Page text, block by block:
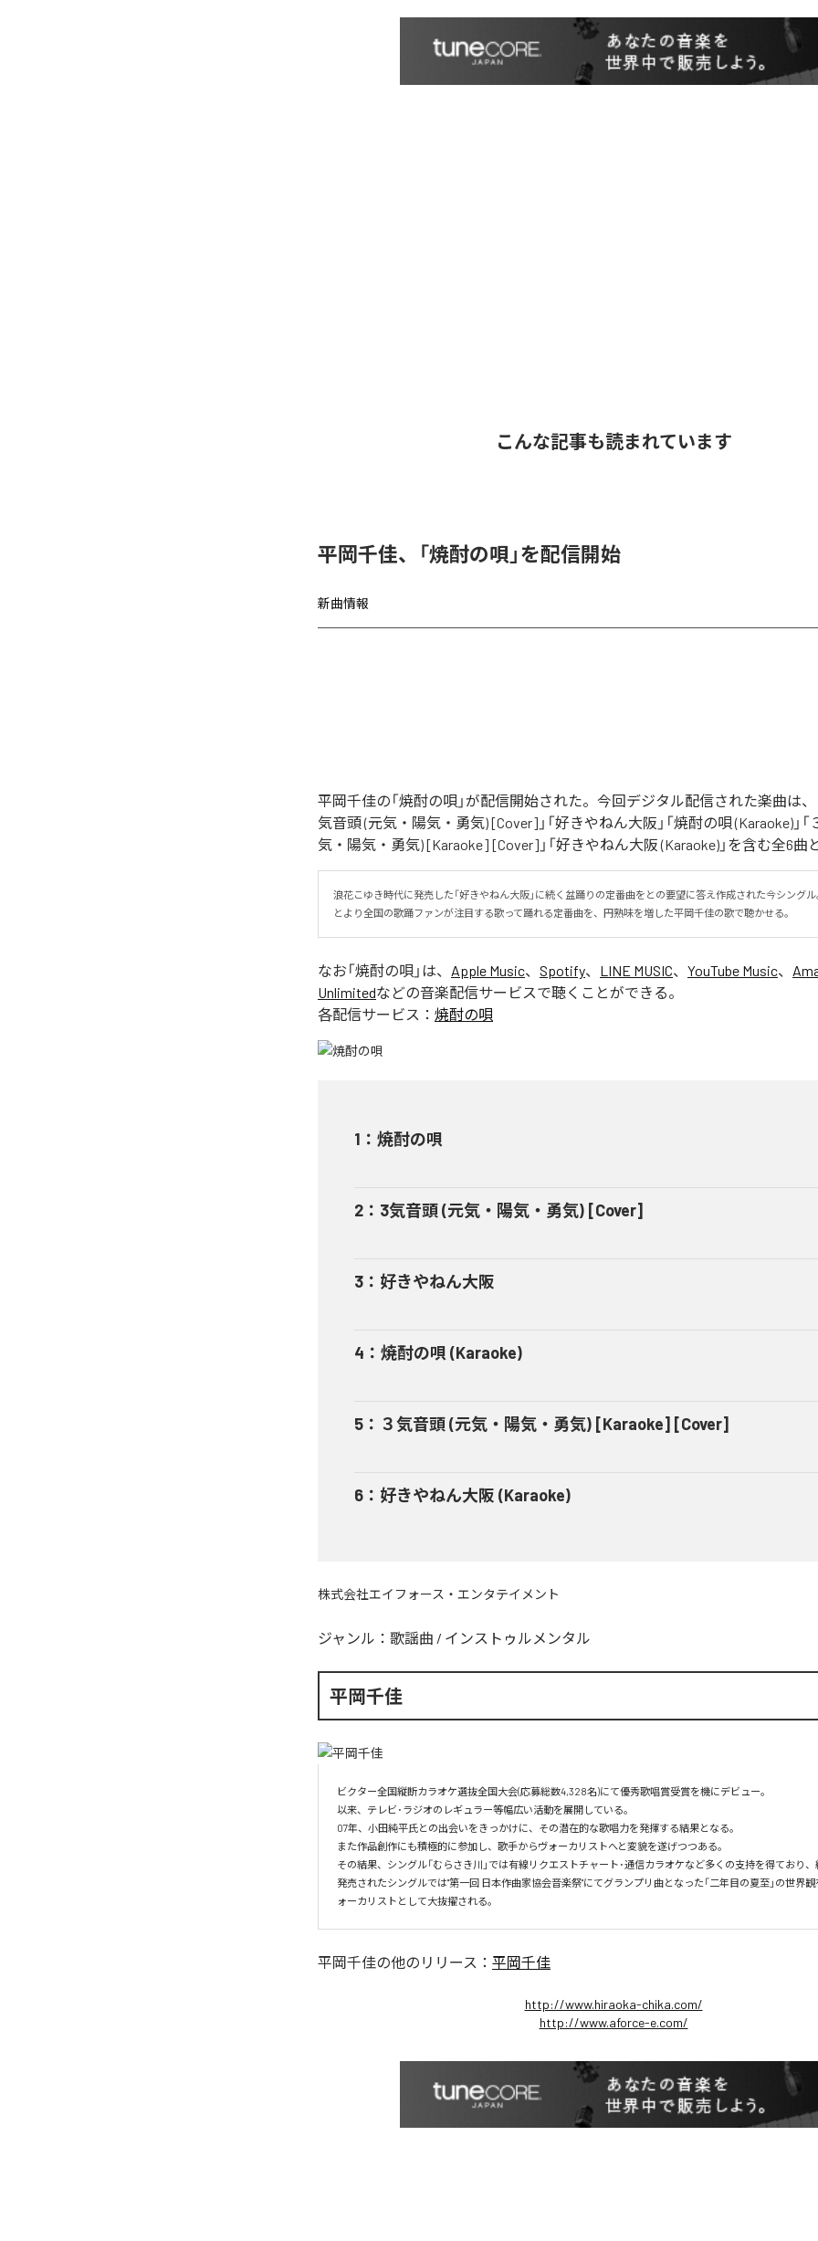
こんな記事も読まれています
平岡千佳、「焼酎の唄」を配信開始
新曲情報
平岡千佳の「焼酎の唄」が配信開始された。今回デジタル配信された楽曲は、
気音頭 (元気・陽気・勇気) [Cover]」「好きやねん大阪」「焼酎の唄 (Karaoke)」
気・陽気・勇気) [Karaoke] [Cover]」「好きやねん大阪 (Karaoke)」を含む全6曲
浪花こゆき時代に発売した「好きやねん大阪」に続く盆踊りの定番曲をとの要望に答え作成された今シング
とより全国の歌踊ファンが注目する歌って踊れる定番曲を、円熟味を増した平岡千佳の歌で聴かせる。
なお「焼酎の唄 」は、 Apple Music、 Spotify、 LINE MUSIC、 YouTube Music、
Unlimitedなどの音楽配信サービスで聴くことができる。
各配信サービス： 焼酎の唄
1 ： 焼酎の唄
2 ： 3気音頭 (元気・陽気・勇気) [Cover]
3 ： 好きやねん大阪
4 ： 焼酎の唄 (Karaoke)
5 ： ３気音頭 (元気・陽気・勇気) [Karaoke] [Cover]
6 ： 好きやねん大阪 (Karaoke)
株式会社エイフォース・エンタテイメント
ジャンル： 歌謡曲 / インストゥルメンタル
平岡千佳
ビクター全国縦断カラオケ選抜全国大会(応募総数4,328名)にて優秀歌唱賞受賞を機にデビュー。
以来、テレビ･ラジオのレギュラー等幅広い活動を展開している。
07年、小田純平氏との出会いをきっかけに、その潜在的な歌唱力を発揮する結果となる。
また作品創作にも積極的に参加し、歌手からヴォーカリストへと変貌を遂げつつある。
その結果、シングル「むらさき川」では有線リクエストチャート･通信カラオケなど多くの支持を得ており
発売されたシングルでは"第一回 日本作曲家協会音楽祭"にてグランプリ曲となった「二年目の夏至」の世界
ォーカリストとして大抜擢される。
平岡千佳の他のリリース： 平岡千佳
http://www.hiraoka-chika.com/
http://www.aforce-e.com/